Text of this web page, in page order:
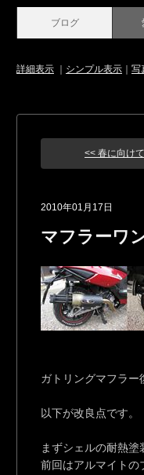
ブログ
詳細表示 シンプル表示 写
<< 春に向け
2010年01月17日
マフラーワ
ガトリングマフラー
以下が改良点です。
まずシェルの耐熱塗
前回はアルマイトの